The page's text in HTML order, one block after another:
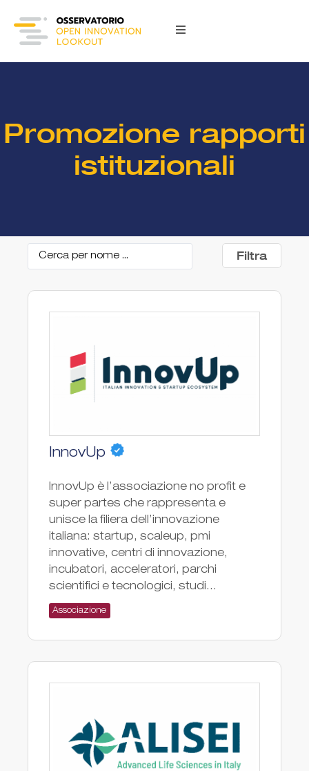
Promozione rapporti
istituzionali
Filtra
InnovUp
InnovUp è l’associazione no profit e
super partes che rappresenta e
unisce la filiera dell’innovazione
italiana: startup, scaleup, pmi
innovative, centri di innovazione,
incubatori, acceleratori, parchi
scientifici e tecnologici, studi...
Associazione